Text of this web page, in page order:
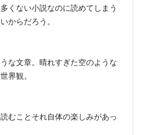
くない小説なのに読めてしまう
からだろう。
な文章。晴れすぎた空のような
界観。
むことそれ自体の楽しみがあっ